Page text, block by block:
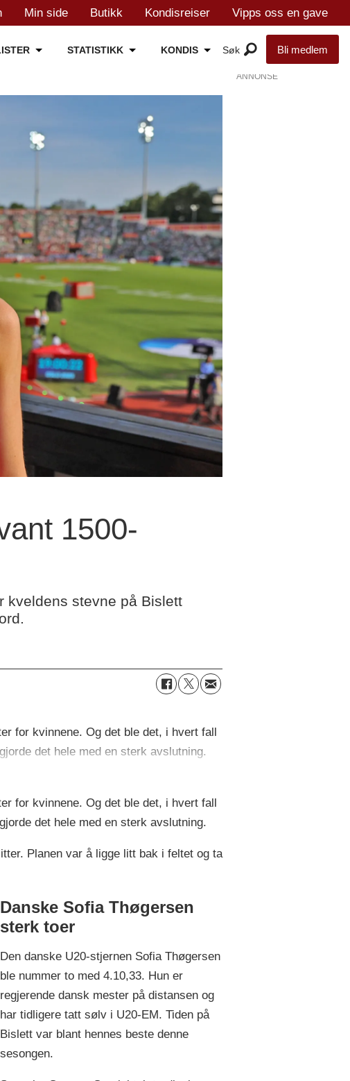
Min side Butikk Kondisreiser Vipps oss en gave
STATISTIKK KONDIS Bli medlem
1500-
kveldens stevne på Bislett
for kvinnene. Og det ble det, i hvert fall
det hele med en sterk avslutning.
for kvinnene. Og det ble det, i hvert fall
det hele med en sterk avslutning.
Planen var å ligge litt bak i feltet og ta
Danske Sofia Thøgersen
sterk toer
Den danske U20-stjernen Sofia Thøgersen
ble nummer to med 4.10,33. Hun er
regjerende dansk mester på distansen og
har tidligere tatt sølv i U20-EM. Tiden på
Bislett var blant hennes beste denne
sesongen.
ANNONSE